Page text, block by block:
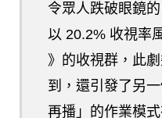
令眾人跌破眼鏡
以 20.2% 收視率
》的收視群，此
到，還引發了另
再播」的作業模